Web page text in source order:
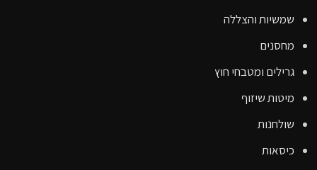
שמשיות והצללה
מחסנים
גרילים ומטבחי חוץ
מיטות שיזוף
שולחנות
כיסאות